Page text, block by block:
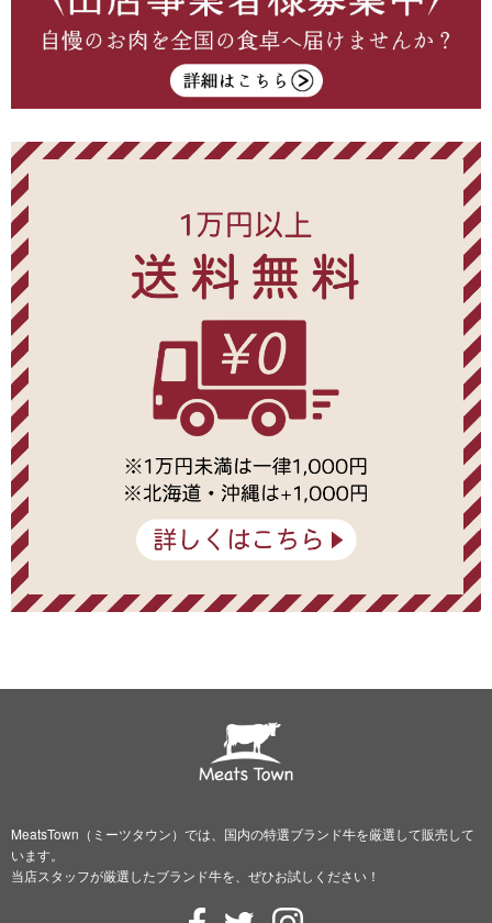
MeatsTown（ミーツタウン）では、国内の特選ブランド牛を厳選して販売して
います。
当店スタッフが厳選したブランド牛を、ぜひお試しください！